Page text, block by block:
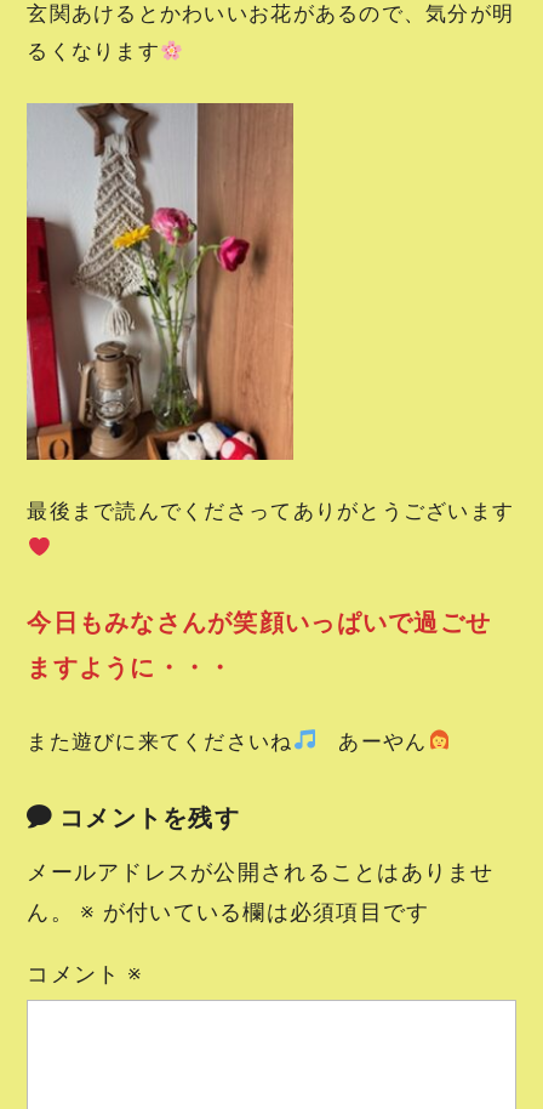
玄関あけるとかわいいお花があるので、気分が明
るくなります
最後まで読んでくださってありがとうございます
今日もみなさんが笑顔いっぱいで過ごせ
ますように・・・
また遊びに来てくださいね あーやん
コメントを残す
メールアドレスが公開されることはありませ
ん。
※ が付いている欄は必須項目です
コメント ※